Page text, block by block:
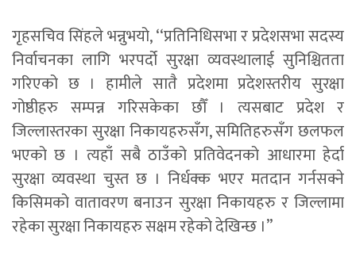
गृहसचिव सिंहले भन्नुभयो, ‘‘प्रतिनिधिसभा र प्रदेशसभा सदस्य
निर्वाचनका लागि भरपर्दो सुरक्षा व्यवस्थालाई सुनिश्चितता
गरिएको छ । हामीले सातै प्रदेशमा प्रदेशस्तरीय सुरक्षा
गोष्ठीहरु सम्पन्न गरिसकेका छौँ । त्यसबाट प्रदेश र
जिल्लास्तरका सुरक्षा निकायहरुसँग, समितिहरुसँग छलफल
भएको छ । त्यहाँ सबै ठाउँको प्रतिवेदनको आधारमा हेर्दा
सुरक्षा व्यवस्था चुस्त छ । निर्धक्क भएर मतदान गर्नसक्ने
किसिमको वातावरण बनाउन सुरक्षा निकायहरु र जिल्लामा
रहेका सुरक्षा निकायहरु सक्षम रहेको देखिन्छ ।’’